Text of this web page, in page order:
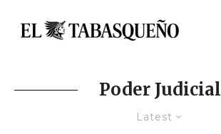
Poder Judicial
Latest